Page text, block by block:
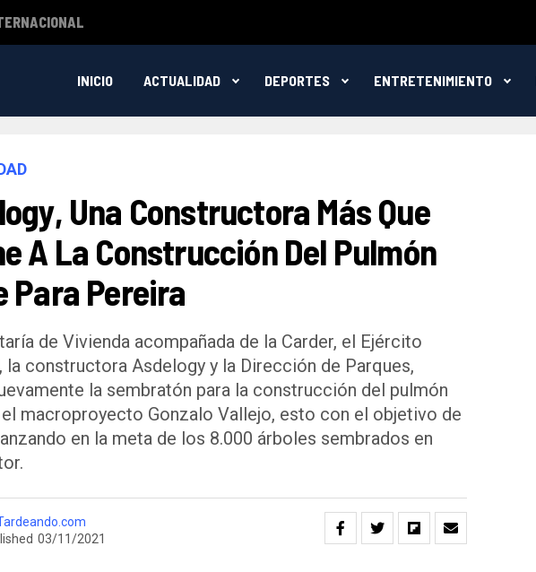
INICIO ACTUALIDAD DEPORTES ENTRETENIMIENTO
Una Constructora Más Que
A La Construcción Del Pulmón
Para Pereira
de Vivienda acompañada de la Carder, el Ejército
la constructora Asdelogy y la Dirección de Parques,
la sembratón para la construcción del pulmón
macroproyecto Gonzalo Vallejo, esto con el objetivo de
en la meta de los 8.000 árboles sembrados en
03/11/2021